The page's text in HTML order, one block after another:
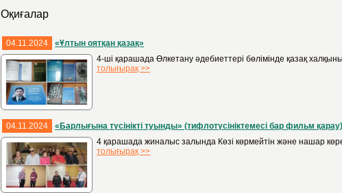
Оқиғалар
04.11.2024
«Ұлтын оятқан қазақ»
4-ші қарашада Өлкетану әдебиеттері бөлімінде қазақ
толығырақ >>
04.11.2024
«Барлығына түсінікті туынды» (тифлотүсініктемесі бар фильм қарау)
4 қарашада жиналыс залында Көзі көрмейтін және нашар
толығырақ >>